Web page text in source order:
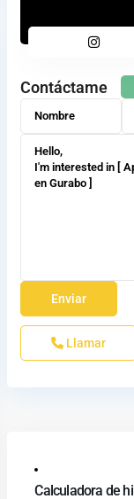
Contáctame
Llamar
Calculadora de